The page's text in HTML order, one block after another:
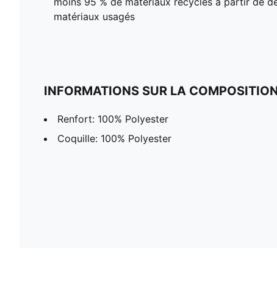
matériaux usagés
INFORMATIONS SUR LA
Renfort: 100% Polyester
Coquille: 100% Polyester